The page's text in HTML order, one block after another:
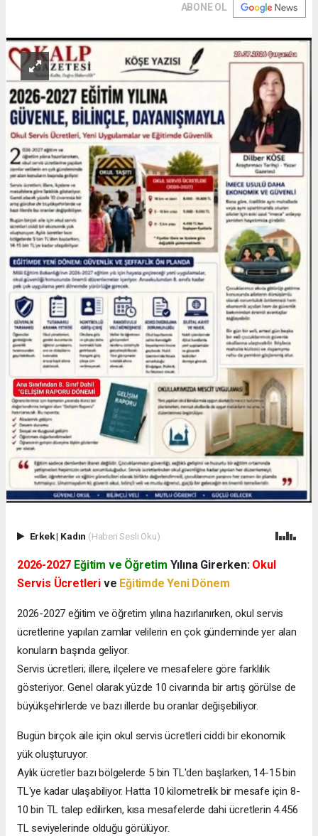
ABONE OL
Erkek| Kadın (Haberi Sesli Oku)
2026-2027 Eğitim ve Öğretim Yılına Girerken: Okul
Servis Ücretleri ve Eğitimde Yeni Dönem
2026-2027 eğitim ve öğretim yılına hazırlanırken, okul servis
ücretlerine yapılan zamlar velilerin en çok gündeminde yer alan
konuların başında geliyor.
Servis ücretleri; illere, ilçelere ve mesafelere göre farklılık
gösteriyor. Genel olarak yüzde 10 civarında bir artış görülse de
büyükşehirlerde ve bazı illerde bu oranlar değişebiliyor.
Bugün birçok aile için okul servis ücretleri ciddi bir ekonomik
yük oluşturuyor.
Aylık ücretler bazı bölgelerde 5 bin TL'den başlarken, 14-15 bin
TL'ye kadar ulaşabiliyor. Hatta 10 kilometrelik bir mesafe için 8-
10 bin TL talep edilirken, kısa mesafelerde dahi ücretlerin 4.456
TL seviyelerinde olduğu görülüyor.